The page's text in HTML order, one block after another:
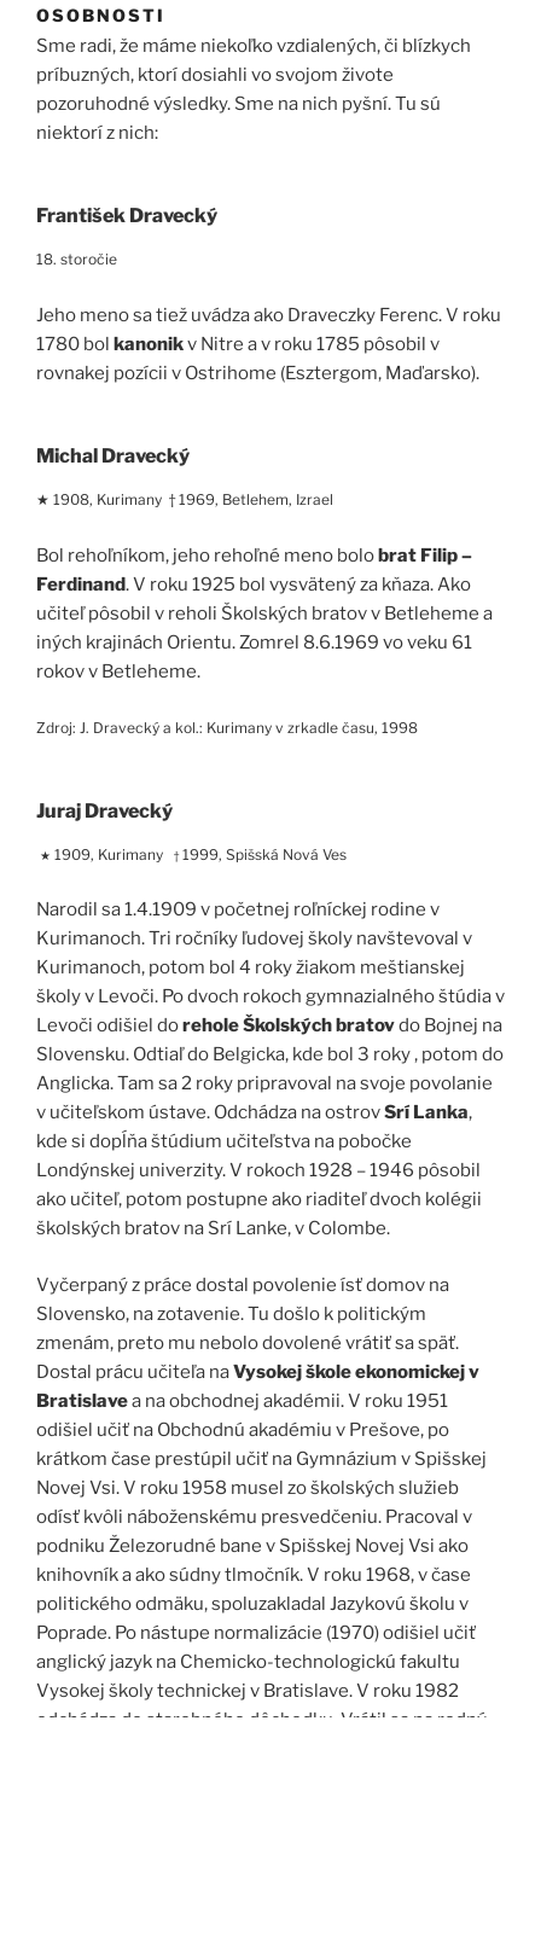
OSOBNOSTI
Sme radi, že máme niekoľko vzdialených, či blízkych
príbuzných, ktorí dosiahli vo svojom živote
pozoruhodné výsledky. Sme na nich pyšní. Tu sú
niektorí z nich:
František Dravecký
18. storočie
Jeho meno sa tiež uvádza ako Draveczky Ferenc. V roku
1780 bol kanonikv Nitre a v roku 1785 pôsobil v
rovnakej pozícii v Ostrihome (Esztergom, Maďarsko).
Michal Dravecký
★ 1908, Kurimany † 1969, Betlehem, Izrael
Bol rehoľníkom, jeho rehoľné meno bolobrat Filip –
Ferdinand. V roku 1925 bol vysvätený za kňaza. Ako
učiteľ pôsobil v reholi Školských bratov v Betleheme a
iných krajinách Orientu. Zomrel 8.6.1969 vo veku 61
rokov v Betleheme.
Zdroj: J. Dravecký a kol.: Kurimany v zrkadle času, 1998
Juraj Dravecký
★ 1909, Kurimany †1999, Spišská Nová Ves
Narodil sa 1.4.1909 v početnej roľníckej rodine v
Kurimanoch. Tri ročníky ľudovej školy navštevoval v
Kurimanoch, potom bol 4 roky žiakom meštianskej
školy v Levoči. Po dvoch rokoch gymnazialného štúdia v
Levoči odišiel dorehole Školských bratovdo Bojnej na
Slovensku. Odtiaľ do Belgicka, kde bol 3 roky , potom do
Anglicka. Tam sa 2 roky pripravoval na svoje povolanie
v učiteľskom ústave. Odchádza na ostrovSrí Lanka,
kde si dopĺňa štúdium učiteľstva na pobočke
Londýnskej univerzity. V rokoch 1928 – 1946 pôsobil
ako učiteľ, potom postupne ako riaditeľ dvoch kolégii
školských bratov na Srí Lanke, v Colombe.
Vyčerpaný z práce dostal povolenie ísť domov na
Slovensko, na zotavenie. Tu došlo k politickým
zmenám, preto mu nebolo dovolené vrátiť sa späť.
Dostal prácu učiteľa naVysokej škole ekonomickej v
Bratislavea na obchodnej akadémii. V roku 1951
odišiel učiť na Obchodnú akadémiu v Prešove, po
krátkom čase prestúpil učiť na Gymnázium v Spišskej
Novej Vsi. V roku 1958 musel zo školských služieb
odísť kvôli náboženskému presvedčeniu. Pracoval v
podniku Železorudné bane v Spišskej Novej Vsi ako
knihovník a ako súdny tlmočník. V roku 1968, v čase
politického odmäku, spoluzakladal Jazykovú školu v
Poprade. Po nástupe normalizácie (1970) odišiel učiť
anglický jazyk na Chemicko-technologickú fakultu
Vysokej školy technickej v Bratislave. V roku 1982
odchádza do starobného dôchodku. Vrátil sa na rodný